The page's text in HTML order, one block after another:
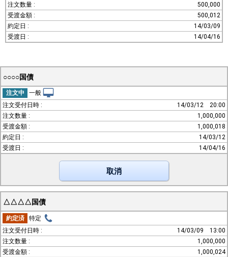
500,000
500,012
14/03/09
14/04/16
○○○○国債
注文中
一般
14/03/12
20:00
1,000,000
1,000,018
14/03/12
14/04/16
取消
△△△△国債
約定済
特定
14/03/09
13:00
1,000,000
1,000,024